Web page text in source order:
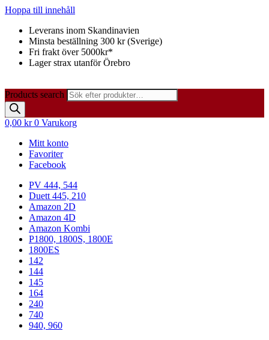
Hoppa till innehåll
Leverans inom Skandinavien
Minsta beställning 300 kr (Sverige)
Fri frakt över 5000kr*
Lager strax utanför Örebro
Products search
0,00 kr 0 Varukorg
Mitt konto
Favoriter
Facebook
PV 444, 544
Duett 445, 210
Amazon 2D
Amazon 4D
Amazon Kombi
P1800, 1800S, 1800E
1800ES
142
144
145
164
240
740
940, 960